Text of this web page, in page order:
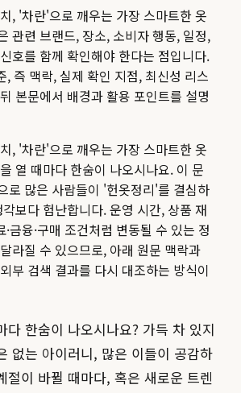
, '차란'으로 깨우는 가장 스마트한 옷
관련 브랜드, 장소, 소비자 행동, 일정,
호를 함께 확인해야 한다는 점입니다.
, 즉 맥락, 실제 확인 지점, 최신성 리스
본문에서 배경과 활용 포인트를 설명
, '차란'으로 깨우는 가장 스마트한 옷
열 때마다 한숨이 나오시나요. 이 문
로 많은 사람들이 '헌옷정리'를 결심하
보다 험난합니다.운영 시간, 상품 재
금융·구매 조건처럼 변동될 수 있는 정
라질 수 있으므로, 아래 원문 맥락과
부 검색 결과를 다시 대조하는 방식이
다 한숨이 나오시나요? 가득 차 있지
없는 아이러니, 많은 이들이 공감하
절이 바뀔 때마다, 혹은 새로운 트렌